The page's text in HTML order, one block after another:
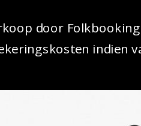
door
indien